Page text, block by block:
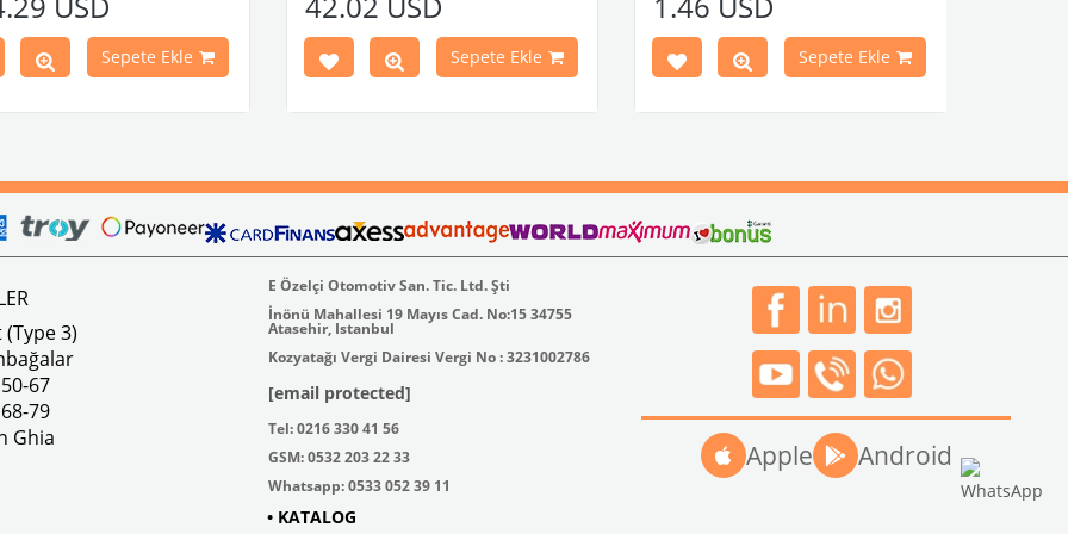
İle Uyumludur
1973 Yılları Arasındaki Variant
Sepete Ekle
VWC Parça No: 4-4126Sepete Ekle
Modelleri İle Uyumludur
1968-1979 Yılları Arasındaki T2
Sepete Ekle
(Type 3)
67
79
Ghia
E Özelçi Otomotiv San. Tic. Ltd. Şti
İnönü Mahallesi 19 Mayıs Cad. No:15 34755
Atasehir, Istanbul
Kozyatağı Vergi Dairesi Vergi No : 3231002786
[email protected]
Tel: 0216 330 41 56
GSM: 0532 203 22 33
Whatsapp: 0533 052 39 11
Apple Android
• KATALOG